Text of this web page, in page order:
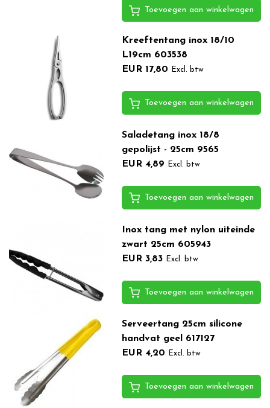
Toevoegen aan winkelwagen
Kreeftentang inox 18/10
L19cm 603538
EUR 17,80
Excl. btw
Toevoegen aan winkelwagen
Saladetang inox 18/8
gepolijst - 25cm 9565
EUR 4,89
Excl. btw
Toevoegen aan winkelwagen
Inox tang met nylon uiteinde
zwart 25cm 605943
EUR 3,83
Excl. btw
Toevoegen aan winkelwagen
Serveertang 25cm silicone
handvat geel 617127
EUR 4,20
Excl. btw
Toevoegen aan winkelwagen